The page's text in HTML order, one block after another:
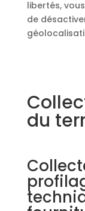
libertés,
de
du